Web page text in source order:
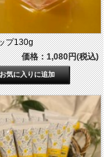
プ130g
価格：1,080円(税込)